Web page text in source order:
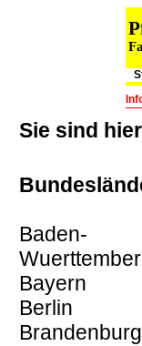
Sie sind
Baden-
Bayern
Berlin
Brandenburg